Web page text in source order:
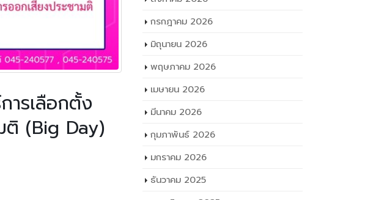
ารเลือกตั้ง
ติ (Big Day)
สิงหาคม 2026
กรกฎาคม 2026
มิถุนายน 2026
พฤษภาคม 2026
เมษายน 2026
มีนาคม 2026
กุมภาพันธ์ 2026
มกราคม 2026
ธันวาคม 2025